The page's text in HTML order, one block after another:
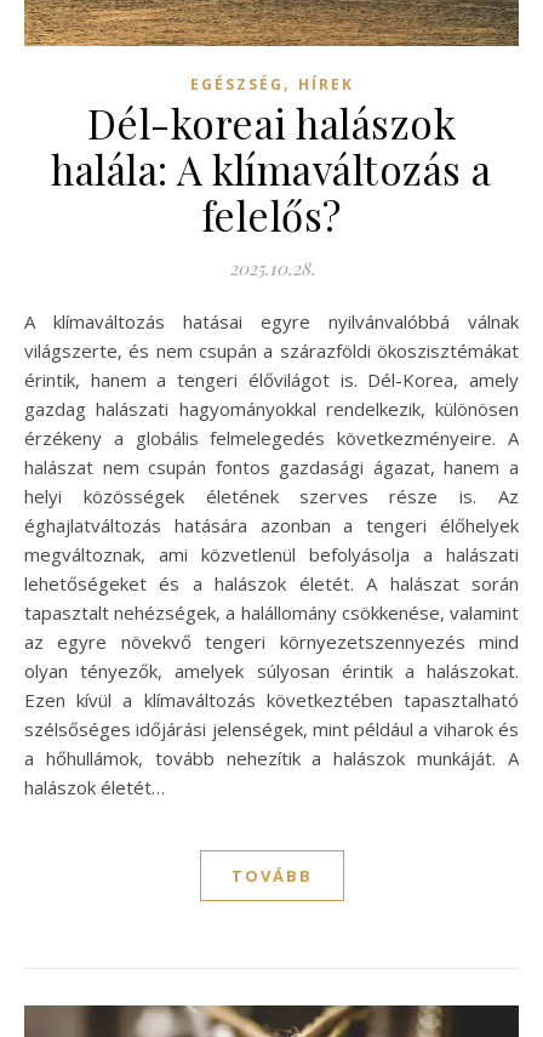
EGÉSZSÉG , HÍREK
Dél-koreai halászok
halála: A klímaváltozás a
felelős?
2025.10.28.
A klímaváltozás hatásai egyre nyilvánvalóbbá válnak
világszerte, és nem csupán a szárazföldi ökoszisztémákat
érintik, hanem a tengeri élővilágot is. Dél-Korea, amely
gazdag halászati hagyományokkal rendelkezik, különösen
érzékeny a globális felmelegedés következményeire. A
halászat nem csupán fontos gazdasági ágazat, hanem a
helyi közösségek életének szerves része is. Az
éghajlatváltozás hatására azonban a tengeri élőhelyek
megváltoznak, ami közvetlenül befolyásolja a halászati
lehetőségeket és a halászok életét. A halászat során
tapasztalt nehézségek, a halállomány csökkenése, valamint
az egyre növekvő tengeri környezetszennyezés mind
olyan tényezők, amelyek súlyosan érintik a halászokat.
Ezen kívül a klímaváltozás következtében tapasztalható
szélsőséges időjárási jelenségek, mint például a viharok és
a hőhullámok, tovább nehezítik a halászok munkáját. A
halászok életét…
TOVÁBB